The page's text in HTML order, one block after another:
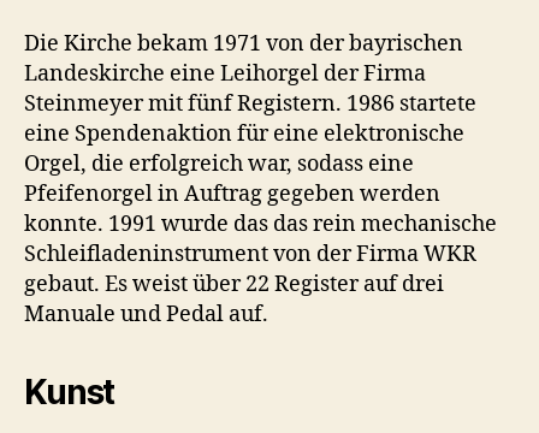
Die Kirche bekam 1971 von der bayrischen
Landeskirche eine Leihorgel der Firma
Steinmeyer mit fünf Registern. 1986 startete
eine Spendenaktion für eine elektronische
Orgel, die erfolgreich war, sodass eine
Pfeifenorgel in Auftrag gegeben werden
konnte. 1991 wurde das das rein mechanische
Schleifladeninstrument von der Firma WKR
gebaut. Es weist über 22 Register auf drei
Manuale und Pedal auf.
Kunst